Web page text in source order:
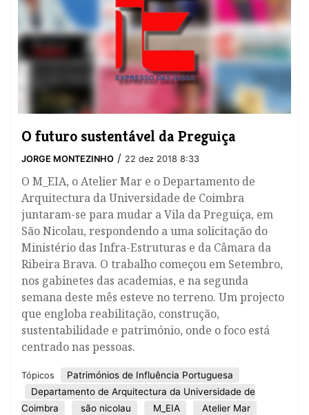
O futuro sustentável da Preguiça
JORGE MONTEZINHO / 22 dez 2018 8:33
​O M_EIA, o Atelier Mar e o Departamento de
Arquitectura da Universidade de Coimbra
juntaram-se para mudar a Vila da Preguiça, em
São Nicolau, respondendo a uma solicitação do
Ministério das Infra-Estruturas e da Câmara da
Ribeira Brava. O trabalho começou em Setembro,
nos gabinetes das academias, e na segunda
semana deste mês esteve no terreno. Um projecto
que engloba reabilitação, construção,
sustentabilidade e património, onde o foco está
centrado nas pessoas.
Tópicos
Patrimónios de Influência Portuguesa
Departamento de Arquitectura da Universidade de
Coimbra
são nicolau M_EIA
Atelier Mar